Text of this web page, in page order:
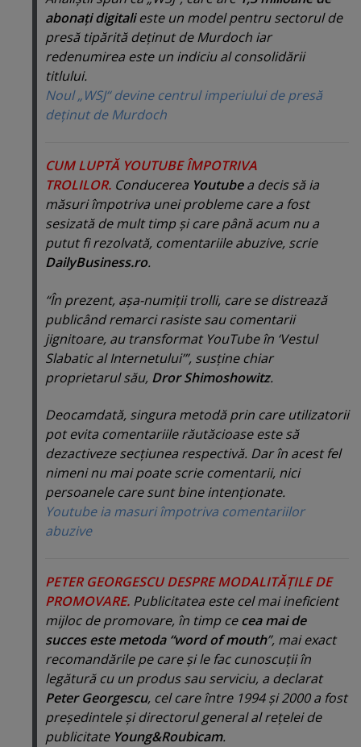
abonaţi digitalieste un model pentru sectorul de
presă tipărită deţinut de Murdoch iar
redenumirea este un indiciu al consolidării
titlului.
Noul „WSJ“ devine centrul imperiului de presă
deţinut de Murdoch
CUM LUPTĂ YOUTUBE ÎMPOTRIVA
TROLILOR. Conducerea Youtubea decis să ia
măsuri împotriva unei probleme care a fost
sesizată de mult timp şi care până acum nu a
putut fi rezolvată, comentariile abuzive, scrie
DailyBusiness.ro.
“În prezent, aşa-numiţii trolli, care se distrează
publicând remarci rasiste sau comentarii
jignitoare, au transformat YouTube în ‘Vestul
Slabatic al Internetului’”, susţine chiar
proprietarul său, Dror Shimoshowitz.
Deocamdată, singura metodă prin care utilizatorii
pot evita comentariile răutăcioase este să
dezactiveze secţiunea respectivă. Dar în acest fel
nimeni nu mai poate scrie comentarii, nici
persoanele care sunt bine intenţionate.
Youtube ia masuri împotriva comentariilor
abuzive
PETER GEORGESCU DESPRE MODALITĂŢILE DE
PROMOVARE. Publicitatea este cel mai ineficient
mijloc de promovare, în timp cecea mai de
succes este metoda “word of mouth”, mai exact
recomandările pe care şi le fac cunoscuţii în
legătură cu un produs sau serviciu, a declarat
Peter Georgescu, cel care între 1994 şi 2000 a fost
preşedintele şi directorul general al reţelei de
publicitateYoung&Roubicam.